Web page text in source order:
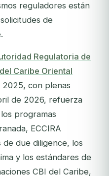
reguladores están
de
Regulatoria de
Caribe Oriental
con plenas
de 2026, refuerza
programas
ECCIRA
due diligence, los
y los estándares de
CBI del Caribe,